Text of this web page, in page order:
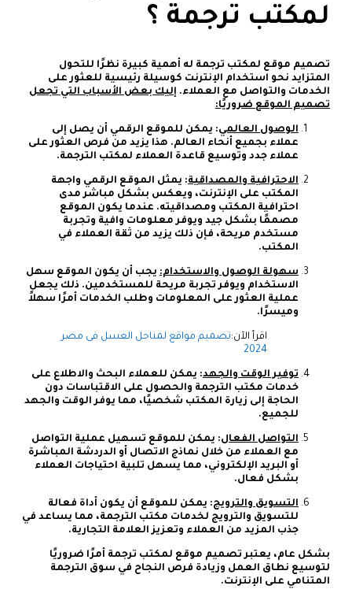
لمكتب ترجمة ؟
تصميم موقع لمكتب ترجمة له أهمية كبيرة نظرًا للتحول
المتزايد نحو استخدام الإنترنت كوسيلة رئيسية للعثور على
الخدمات والتواصل مع العملاء. إليك بعض الأسباب التي تجعل
تصميم الموقع ضروريًا:
الوصول العالمي: يمكن للموقع الرقمي أن يصل إلى
عملاء بجميع أنحاء العالم. هذا يزيد من فرص العثور على
عملاء جدد وتوسيع قاعدة العملاء لمكتب الترجمة.
الاحترافية والمصداقية: يمثل الموقع الرقمي واجهة
المكتب على الإنترنت، ويعكس بشكل مباشر مدى
احترافية المكتب ومصداقيته. عندما يكون الموقع
مصممًا بشكل جيد ويوفر معلومات وافية وتجربة
مستخدم مريحة، فإن ذلك يزيد من ثقة العملاء في
المكتب.
سهولة الوصول والاستخدام: يجب أن يكون الموقع سهل
الاستخدام ويوفر تجربة مريحة للمستخدمين. ذلك يجعل
عملية العثور على المعلومات وطلب الخدمات أمرًا سهلاً
وميسرًا.
اقرأ الآن:تصميم مواقع لمناحل العسل فى مصر
2024
توفير الوقت والجهد: يمكن للعملاء البحث والاطلاع على
خدمات مكتب الترجمة والحصول على الاقتباسات دون
الحاجة إلى زيارة المكتب شخصيًا، مما يوفر الوقت والجهد
للجميع.
التواصل الفعال: يمكن للموقع تسهيل عملية التواصل
مع العملاء من خلال نماذج الاتصال أو الدردشة المباشرة
أو البريد الإلكتروني، مما يسهل تلبية احتياجات العملاء
بشكل فعال.
التسويق والترويج: يمكن للموقع أن يكون أداة فعالة
للتسويق والترويج لخدمات مكتب الترجمة، مما يساعد في
جذب المزيد من العملاء وتعزيز العلامة التجارية.
بشكل عام، يعتبر تصميم موقع لمكتب ترجمة أمرًا ضروريًا
لتوسيع نطاق العمل وزيادة فرص النجاح في سوق الترجمة
المتنامي على الإنترنت.